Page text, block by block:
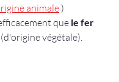
animale )
que le fer
(d'origine végétale).